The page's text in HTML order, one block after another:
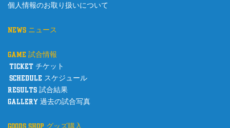
個人情報のお取り扱いについて
news ニュース
game 試合情報
ticket チケット
schedule スケジュール
results 試合結果
gallery 過去の試合写真
goods shop グッズ購入